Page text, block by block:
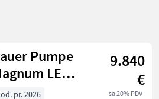
Država Filtri
Pumpe
LE
4,0/1-N
9.840
€
sa 20% PDV-
pr. 2026